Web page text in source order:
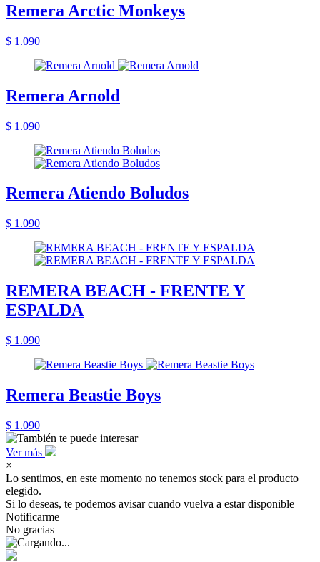
Remera Arctic Monkeys
$ 1.090
Remera Arnold
$ 1.090
Remera Atiendo Boludos
$ 1.090
REMERA BEACH - FRENTE Y
ESPALDA
$ 1.090
Remera Beastie Boys
$ 1.090
Ver más
×
Lo sentimos, en este momento no tenemos stock para el producto
elegido.
Si lo deseas, te podemos avisar cuando vuelva a estar disponible
Notificarme
No gracias